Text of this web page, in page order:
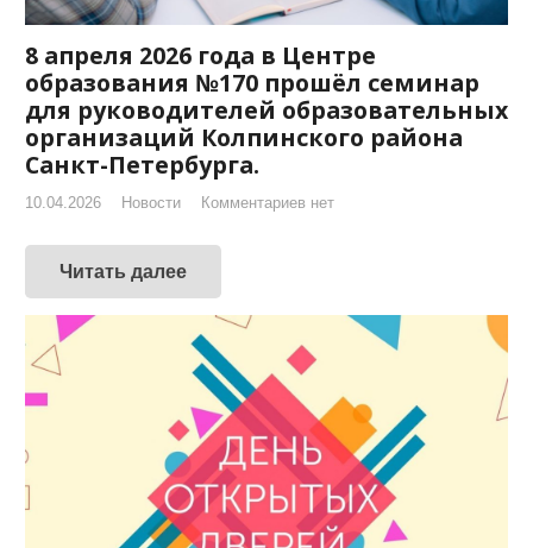
8 апреля 2026 года в Центре
образования №170 прошёл семинар
для руководителей образовательных
организаций Колпинского района
Санкт-Петербурга.
10.04.2026 Новости Комментариев нет
Читать далее